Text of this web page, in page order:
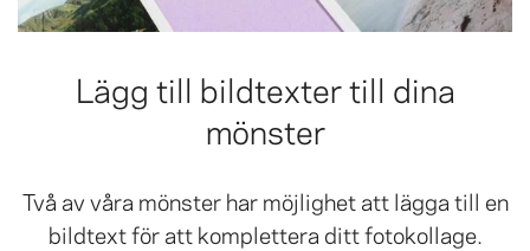
Lägg till bildtexter till dina
mönster
Två av våra mönster har möjlighet att lägga till en
bildtext för att komplettera ditt fotokollage.